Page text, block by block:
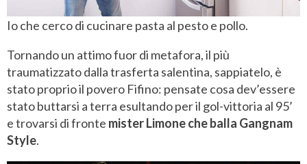
Io che cerco di cucinare pasta al pesto e pollo.
Tornando un attimo fuor di metafora, il più
traumatizzato dalla trasferta salentina, sappiatelo, è
stato proprio il povero Fifino: pensate cosa dev’essere
stato buttarsi a terra esultando per il gol-vittoria al 95’
e trovarsi di fronte mister Limone che balla Gangnam
Style.